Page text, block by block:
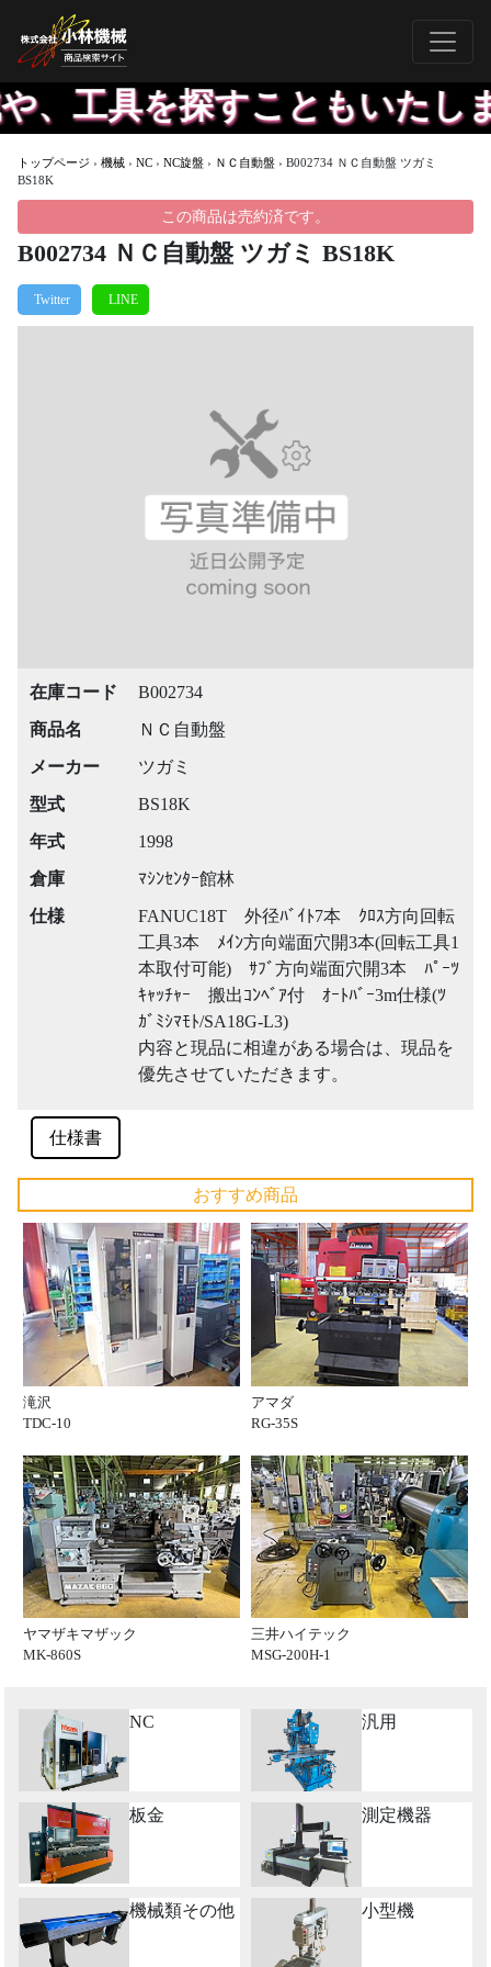
具を探すこともいたしま
トップページ › 機械 › NC › NC旋盤 › ＮＣ自動盤 › B002734 ＮＣ自動盤 ツガミ
BS18K
この商品は売約済です。
B002734 ＮＣ自動盤 ツガミ BS18K
在庫コード
B002734
商品名
ＮＣ自動盤
メーカー
ツガミ
型式
BS18K
年式
1998
倉庫
ﾏｼﾝｾﾝﾀｰ館林
仕様
FANUC18T 外径ﾊﾞｲﾄ7本 ｸﾛｽ方向回転
工具3本 ﾒｲﾝ方向端面穴開3本(回転工具1
本取付可能) ｻﾌﾞ方向端面穴開3本 ﾊﾟｰﾂ
ｷｬｯﾁｬｰ 搬出ｺﾝﾍﾞｱ付 ｵｰﾄﾊﾞｰ3m仕様(ﾂ
ｶﾞﾐｼﾏﾓﾄ/SA18G-L3)
内容と現品に相違がある場合は、現品を
優先させていただきます。
仕様書
おすすめ商品
滝沢
TDC-10
アマダ
RG-35S
ヤマザキマザック
MK-860S
三井ハイテック
MSG-200H-1
NC 汎用
板金 測定機器
機械類その他 小型機